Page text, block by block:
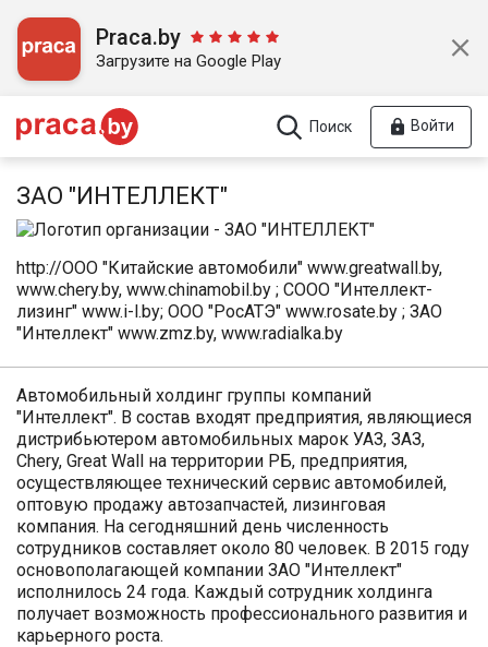
Praca.by
Загрузите на Google Play
Поиск Войти
ЗАО "ИНТЕЛЛЕКТ"
http://ООО "Китайские автомобили" www.greatwall.by,
www.chery.by, www.chinamobil.by ; СООО "Интеллект-
лизинг" www.i-l.by; ООО "РосАТЭ" www.rosate.by ; ЗАО
"Интеллект" www.zmz.by, www.radialka.by
Автомобильный холдинг группы компаний
"Интеллект". В состав входят предприятия, являющиеся
дистрибьютером автомобильных марок УАЗ, ЗАЗ,
Chery, Great Wall на территории РБ, предприятия,
осуществляющее технический сервис автомобилей,
оптовую продажу автозапчастей, лизинговая
компания. На сегодняшний день численность
сотрудников составляет около 80 человек. В 2015 году
основополагающей компании ЗАО "Интеллект"
исполнилось 24 года. Каждый сотрудник холдинга
получает возможность профессионального развития и
карьерного роста.